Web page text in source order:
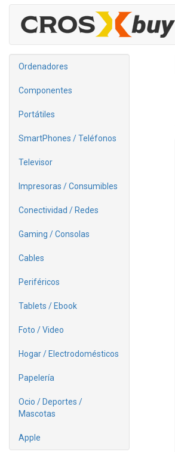
Ordenadores
Componentes
Portátiles
SmartPhones / Teléfonos
Televisor
Impresoras / Consumibles
Conectividad / Redes
Gaming / Consolas
Cables
Periféricos
Tablets / Ebook
Foto / Video
Hogar / Electrodomésticos
Papelería
Ocio / Deportes /
Mascotas
Apple